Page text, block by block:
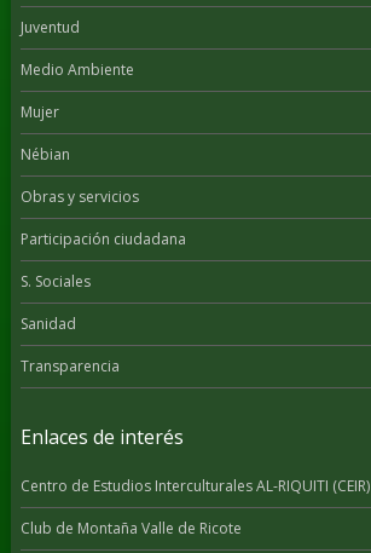
Juventud
Medio Ambiente
Mujer
Nébian
Obras y servicios
Participación ciudadana
S. Sociales
Sanidad
Transparencia
Enlaces de interés
Centro de Estudios Interculturales AL-RIQUITI (CEIR)
Club de Montaña Valle de Ricote